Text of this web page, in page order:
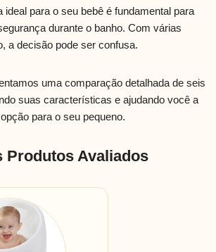
ideal para o seu bebê é fundamental para
durante o banho. Com várias
a decisão pode ser confusa.
uma comparação detalhada de seis
suas características e ajudando você a
para o seu pequeno.
Produtos Avaliados